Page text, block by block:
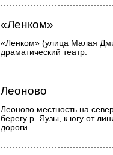
«Ленком»
«Ленком» (улица Малая
драматический театр.
Леоново
Леоново местность на
берегу р. Яузы, к югу от
дороги.